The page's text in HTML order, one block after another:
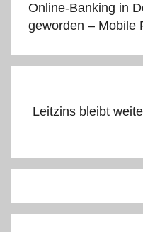
Online-Banking in
geworden – Mobile
Leitzins bleibt